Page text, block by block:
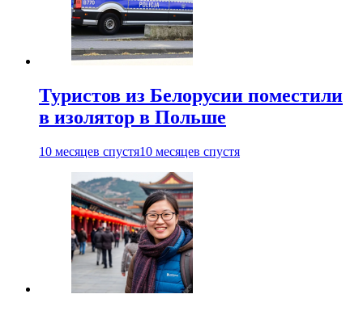
Туристов из Белорусии поместили
в изолятор в Польше
10 месяцев спустя10 месяцев спустя